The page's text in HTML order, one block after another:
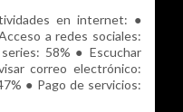
en internet: ●
a redes sociales:
58% ● Escuchar
correo electrónico:
● Pago de servicios: